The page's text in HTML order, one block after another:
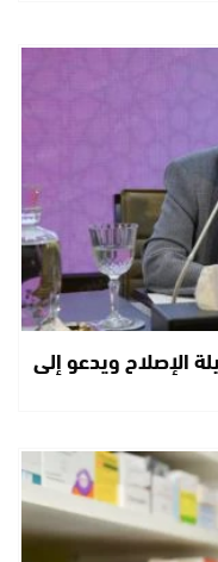
الإصلاح ويدعو إلى